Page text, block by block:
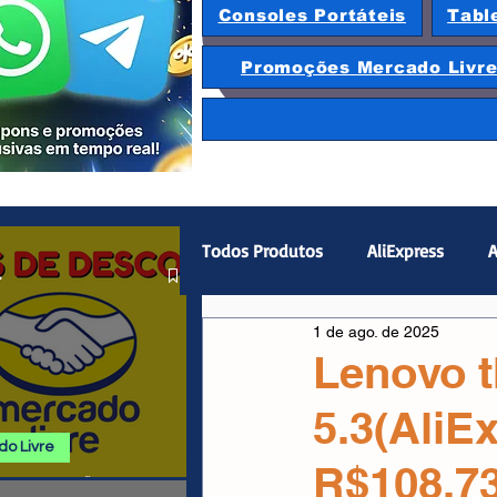
Consoles Portáteis
Promoções Mercado Livre
PROMOÇÕES
Livre
Todos Produtos AliExpress
Magazine Luiza Hardware
Gamepad Smartphones
Lenovo
1 de ago. de 2025